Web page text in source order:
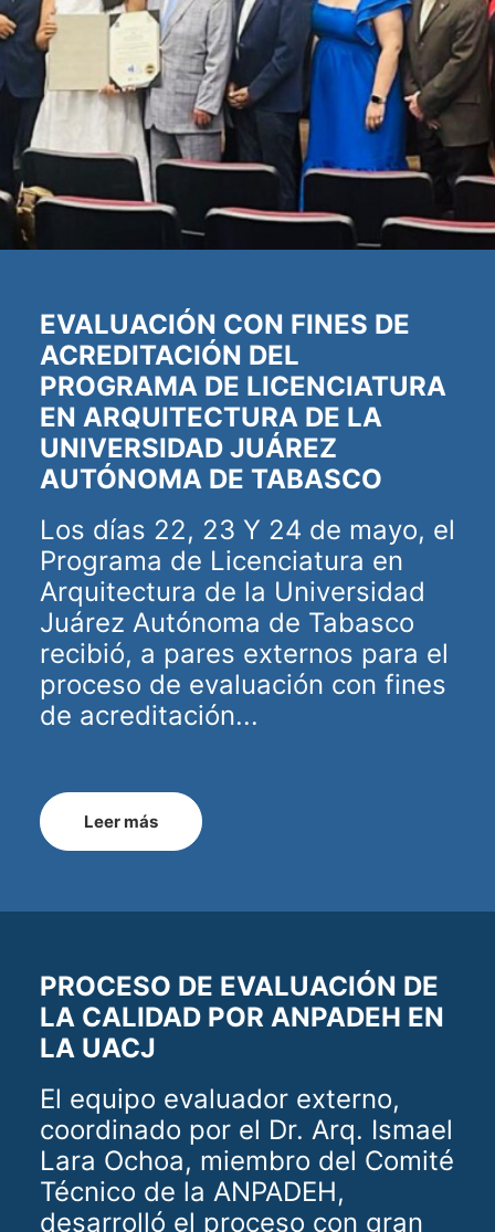
EVALUACIÓN CON FINES DE
ACREDITACIÓN DEL
PROGRAMA DE LICENCIATURA
EN ARQUITECTURA DE LA
UNIVERSIDAD JUÁREZ
AUTÓNOMA DE TABASCO
Los días 22, 23 Y 24 de mayo, el
Programa de Licenciatura en
Arquitectura de la Universidad
Juárez Autónoma de Tabasco
recibió, a pares externos para el
proceso de evaluación con fines
de acreditación...
Leer más
PROCESO DE EVALUACIÓN DE
LA CALIDAD POR ANPADEH EN
LA UACJ
El equipo evaluador externo,
coordinado por el Dr. Arq. Ismael
Lara Ochoa, miembro del Comité
Técnico de la ANPADEH,
desarrolló el proceso con gran